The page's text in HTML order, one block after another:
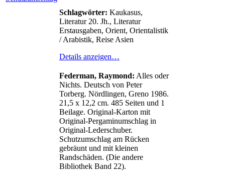
Schlagwörter: Kaukasus,
Literatur 20. Jh., Literatur
Erstausgaben, Orient, Orientalistik
/ Arabistik, Reise Asien
Details anzeigen…
Federman, Raymond: Alles oder
Nichts. Deutsch von Peter
Torberg. Nördlingen, Greno 1986.
21,5 x 12,2 cm. 485 Seiten und 1
Beilage. Original-Karton mit
Original-Pergaminumschlag in
Original-Lederschuber.
Schutzumschlag am Rücken
gebräunt und mit kleinen
Randschäden. (Die andere
Bibliothek Band 22).